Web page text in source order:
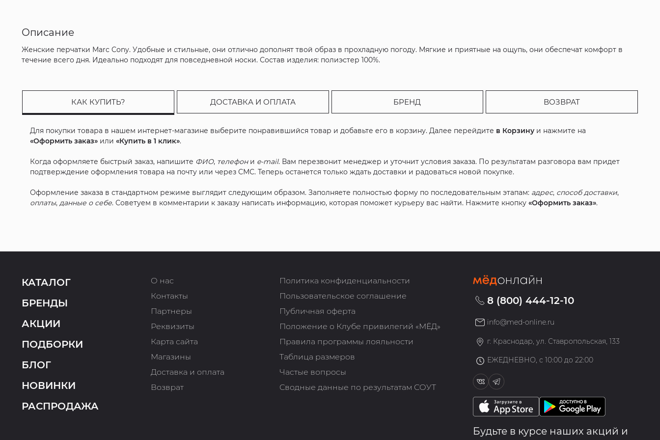
Описание
Женские перчатки Marc Cony. Удобные и стильные, они отлично дополнят твой образ в прохладную погоду. Мягкие и приятные на ощупь, они обеспечат комфорт в
течение всего дня. Идеально подходят для повседневной носки. Состав изделия: полиэстер 100%.
КАК КУПИТЬ? ДОСТАВКА И ОПЛАТА БРЕНД ВОЗВРАТ
Для покупки товара в нашем интернет-магазине выберите понравившийся товар и добавьте его в корзину. Далее перейдите в Корзину и нажмите на
«Оформить заказ» или«Купить в 1 клик».
Когда оформляете быстрый заказ, напишите ФИО, телефони e-mail. Вам перезвонит менеджер и уточнит условия заказа. По результатам разговора вам придет
подтверждение оформления товара на почту или через СМС. Теперь останется только ждать доставки и радоваться новой покупке.
Оформление заказа в стандартном режиме выглядит следующим образом. Заполняете полностью форму по последовательным этапам: адрес, способ доставки,
оплаты,данные о себе. Советуем в комментарии к заказу написать информацию, которая поможет курьеру вас найти. Нажмите кнопку«Оформить заказ».
КАТАЛОГ
БРЕНДЫ
АКЦИИ
ПОДБОРКИ
БЛОГ
НОВИНКИ
РАСПРОДАЖА
О нас
Контакты
Партнеры
Реквизиты
Карта сайта
Магазины
Доставка и оплата
Возврат
Политика конфиденциальности
Пользовательское соглашение
Публичная оферта
Положение о Клубе привилегий «МЁД»
Правила программы лояльности
Таблица размеров
Частые вопросы
Сводные данные по результатам СОУТ
8 (800) 444-12-10
info@med-online.ru
г. Краснодар, ул. Ставропольская, 133
ЕЖЕДНЕВНО, с 10:00 до 22:00
Будьте в курсе наших акций и